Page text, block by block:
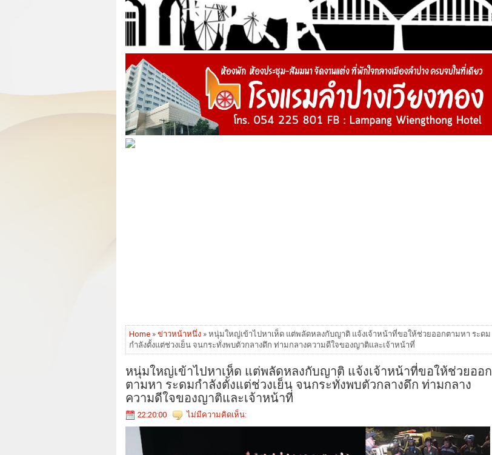
Home » ข่าวหน้าหนึ่ง » หนุ่มใหญ่เข้าไปหาเห็ด แต่พลัดหลงกับญาติ แจ้งเจ้าหน้าที่ขอให้ช่วยออกตามหา ระดม
กำลังตั้งแต่ช่วงเย็น จนกระทั่งพบตัวกลางดึก ท่ามกลางความดีใจของญาติและเจ้าหน้าที่
หนุ่มใหญ่เข้าไปหาเห็ด แต่พลัดหลงกับญาติ แจ้งเจ้าหน้าที่ขอให้ช่วยออก
ตามหา ระดมกำลังตั้งแต่ช่วงเย็น จนกระทั่งพบตัวกลางดึก ท่ามกลาง
ความดีใจของญาติและเจ้าหน้าที่
22:20:00 ไม่มีความคิดเห็น: